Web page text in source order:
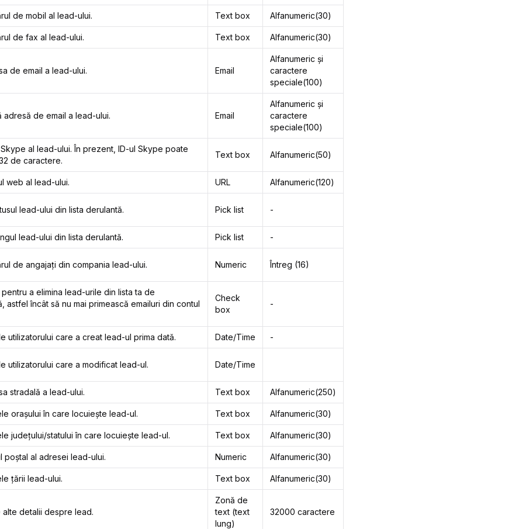
de mobil al lead-ului. Text box Alfanumeric(30)
de fax al lead-ului. Text box Alfanumeric(30)
de email a lead-ului. Email
Alfanumeric și
caractere
speciale(100)
adresă de email a lead-ului. Email
Alfanumeric și
caractere
speciale(100)
al lead-ului. În prezent, ID-ul Skype poate
de caractere.
Text box Alfanumeric(50)
web al lead-ului. URL Alfanumeric(120)
lead-ului din lista derulantă. Pick list -
lead-ului din lista derulantă. Pick list -
de angajați din compania lead-ului. Numeric Întreg (16)
a elimina lead-urile din lista ta de
astfel încât să nu mai primească emailuri din contul
Check
box
-
utilizatorului care a creat lead-ul prima dată. Date/Time -
utilizatorului care a modificat lead-ul. Date/Time
stradală a lead-ului. Text box Alfanumeric(250)
orașului în care locuiește lead-ul. Text box Alfanumeric(30)
județului/statului în care locuiește lead-ul. Text box Alfanumeric(30)
poștal al adresei lead-ului. Numeric Alfanumeric(30)
țării lead-ului. Text box Alfanumeric(30)
detalii despre lead.
Zonă de
text (text
lung)
32000 caractere